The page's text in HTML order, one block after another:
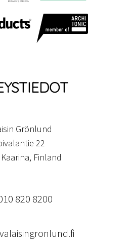
Grönlund
22
Finland
820 8200